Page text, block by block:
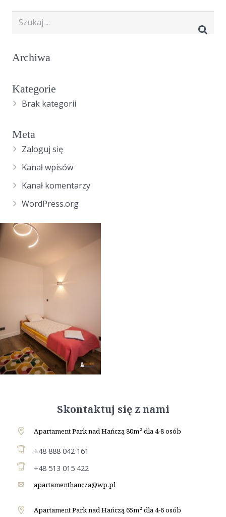
Archiwa
Kategorie
Brak kategorii
Meta
Zaloguj się
Kanał wpisów
Kanał komentarzy
WordPress.org
Skontaktuj się z nami
Apartament Park nad Hańczą 80m² dla 4-8 osób
+48 888 042 161
+48 513 015 422
apartamenthancza@wp.pl
Apartament Park nad Hańczą 65m² dla 4-6 osób